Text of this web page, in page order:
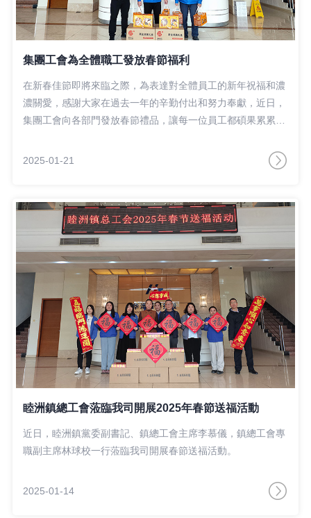
集團工會為全體職工發放春節福利
在新春佳節即將來臨之際，為表達對全體員工的新年祝福和濃
濃關愛，感謝大家在過去一年的辛勤付出和努力奉獻，近日，
集團工會向各部門發放春節禮品，讓每一位員工都碩果累累辭
2025-01-21
睦洲鎮總工會蒞臨我司開展2025年春節送福活動
近日，睦洲鎮黨委副書記、鎮總工會主席李慕儀，鎮總工會專
職副主席林球校一行蒞臨我司開展春節送福活動。
2025-01-14